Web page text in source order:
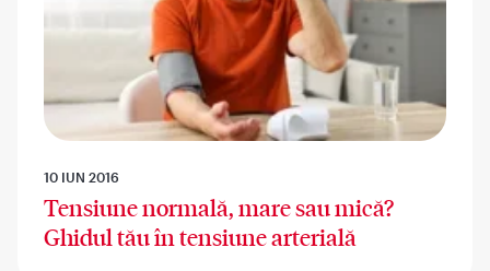
10 IUN 2016
Tensiune normală, mare sau mică?
Ghidul tău în tensiune arterială